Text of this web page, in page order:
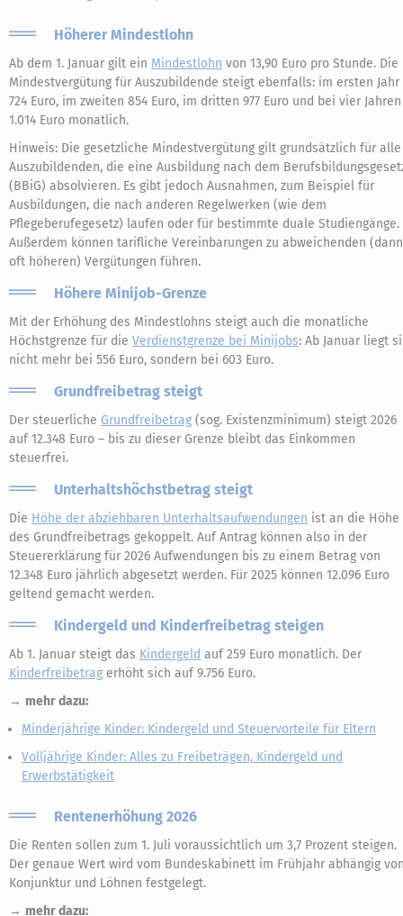
Höherer Mindestlohn
Ab dem 1. Januar gilt ein Mindestlohn von 13,90 Euro pro Stunde. Die
Mindestvergütung für Auszubildende steigt ebenfalls: im ersten Jahr
724 Euro, im zweiten 854 Euro, im dritten 977 Euro und bei vier Jahren
1.014 Euro monatlich.
Hinweis: Die gesetzliche Mindestvergütung gilt grundsätzlich für alle
Auszubildenden, die eine Ausbildung nach dem
(BBiG) absolvieren. Es gibt jedoch Ausnahmen, zum Beispiel für
Ausbildungen, die nach anderen Regelwerken (wie dem
Pflegeberufegesetz) laufen oder für bestimmte duale Studiengänge.
Außerdem können tarifliche Vereinbarungen zu abweichenden (dann
oft höheren) Vergütungen führen.
Höhere Minijob-Grenze
Mit der Erhöhung des Mindestlohns steigt auch die monatliche
Höchstgrenze für die Verdienstgrenze bei Minijobs: Ab Januar liegt
nicht mehr bei 556 Euro, sondern bei 603 Euro.
Grundfreibetrag steigt
Der steuerliche Grundfreibetrag (sog. Existenzminimum) steigt 2026
auf 12.348 Euro – bis zu dieser Grenze bleibt das Einkommen
steuerfrei.
Unterhaltshöchstbetrag steigt
Die Höhe der abziehbaren Unterhaltsaufwendungen ist an die Höhe
des Grundfreibetrags gekoppelt. Auf Antrag können also in der
Steuererklärung für 2026 Aufwendungen bis zu einem Betrag von
12.348 Euro jährlich abgesetzt werden. Für 2025 können 12.096 Euro
geltend gemacht werden.
Kindergeld und Kinderfreibetrag steigen
Ab 1. Januar steigt das Kindergeld auf 259 Euro monatlich. Der
Kinderfreibetrag erhöht sich auf 9.756 Euro.
→ mehr dazu:
Minderjährige Kinder: Kindergeld und Steuervorteile für Eltern
Volljährige Kinder: Alles zu Freibeträgen, Kindergeld und
Erwerbstätigkeit
Rentenerhöhung 2026
Die Renten sollen zum 1. Juli voraussichtlich um 3,7 Prozent steigen.
Der genaue Wert wird vom Bundeskabinett im Frühjahr abhängig
Konjunktur und Löhnen festgelegt.
→ mehr dazu: